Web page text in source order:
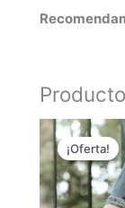
¡Oferta!
El
precio
era: